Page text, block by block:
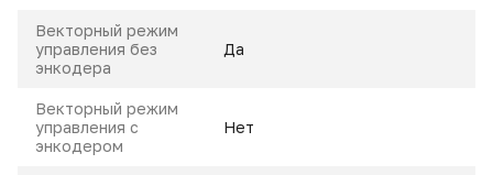
Векторный режим
управления без
энкодера
Да
Векторный режим
управления с
энкодером
Нет